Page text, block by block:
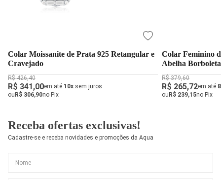
Colar Moissanite de Prata 925 Retangular e
Cravejado
R$ 426,40
R$ 341,00em até 10x sem juros
ouR$ 306,90no Pix
Colar Feminino
Abelha
R$ 379,60
R$ 265,72em até
ouR$ 239,15no Pix
Receba ofertas exclusivas!
Cadastre-se e receba novidades e promoções da Aqua